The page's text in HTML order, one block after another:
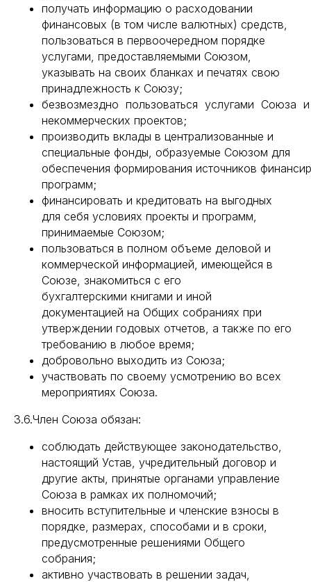
получать информацию о расходовании
финансовых (в том числе валютных) средств,
пользоваться в первоочередном порядке
услугами, предоставляемыми Союзом,
указывать на своих бланках и печатях свою
принадлежность к Союзу;
безвозмездно пользоваться услугами Союза
некоммерческих проектов;
производить вклады в централизованные и
специальные фонды, образуемые Союзом для
обеспечения формирования источников
программ;
финансировать и кредитовать на выгодных
для себя условиях проекты и программ,
принимаемые Союзом;
пользоваться в полном объеме деловой и
коммерческой информацией, имеющейся в
Союзе, знакомиться с его
бухгалтерскими книгами и иной
документацией на Общих собраниях при
утверждении годовых отчетов, а также по его
требованию в любое время;
добровольно выходить из Союза;
участвовать по своему усмотрению во всех
мероприятиях Союза.
3.6.Член Союза обязан:
соблюдать действующее законодательство,
настоящий Устав, учредительный договор и
другие акты, принятые органами управление
Союза в рамках их полномочий;
вносить вступительные и членские взносы в
порядке, размерах, способами и в сроки,
предусмотренные решениями Общего
собрания;
активно участвовать в решении задач,